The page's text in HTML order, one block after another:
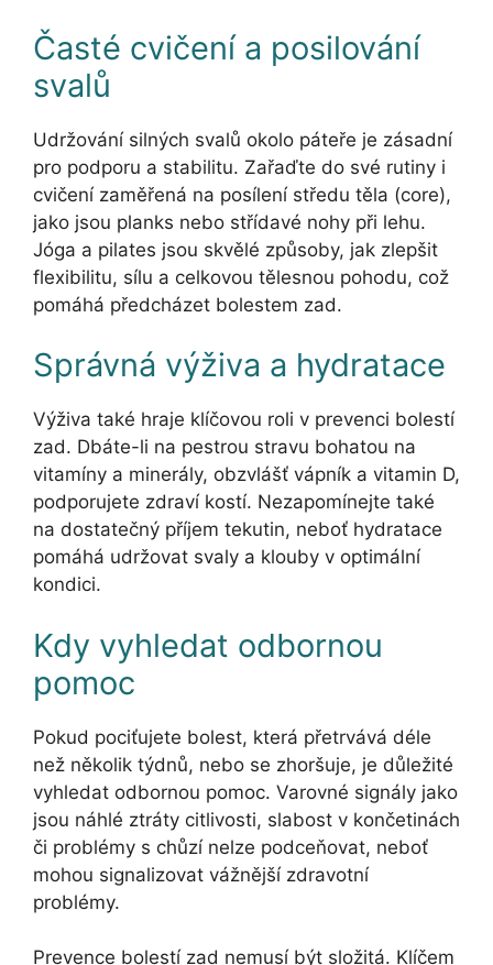
Časté cvičení a posilování
svalů
Udržování silných svalů okolo páteře je zásadní
pro podporu a stabilitu. Zařaďte do své rutiny i
cvičení zaměřená na posílení středu těla (core),
jako jsou planks nebo střídavé nohy při lehu.
Jóga a pilates jsou skvělé způsoby, jak zlepšit
flexibilitu, sílu a celkovou tělesnou pohodu, což
pomáhá předcházet bolestem zad.
Správná výživa a hydratace
Výživa také hraje klíčovou roli v prevenci bolestí
zad. Dbáte-li na pestrou stravu bohatou na
vitamíny a minerály, obzvlášť vápník a vitamin D,
podporujete zdraví kostí. Nezapomínejte také
na dostatečný příjem tekutin, neboť hydratace
pomáhá udržovat svaly a klouby v optimální
kondici.
Kdy vyhledat odbornou
pomoc
Pokud pociťujete bolest, která přetrvává déle
než několik týdnů, nebo se zhoršuje, je důležité
vyhledat odbornou pomoc. Varovné signály jako
jsou náhlé ztráty citlivosti, slabost v končetinách
či problémy s chůzí nelze podceňovat, neboť
mohou signalizovat vážnější zdravotní
problémy.
Prevence bolestí zad nemusí být složitá. Klíčem